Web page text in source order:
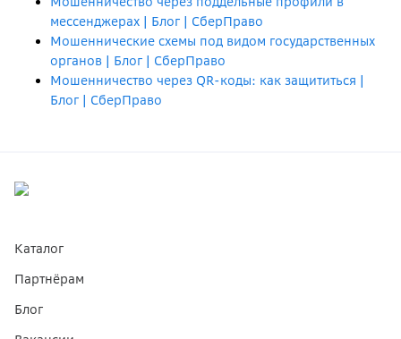
мессенджерах | Блог | СберПраво
Мошеннические схемы под видом государственных
органов | Блог | СберПраво
Мошенничество через QR-коды: как защититься |
Блог | СберПраво
Каталог
Партнёрам
Блог